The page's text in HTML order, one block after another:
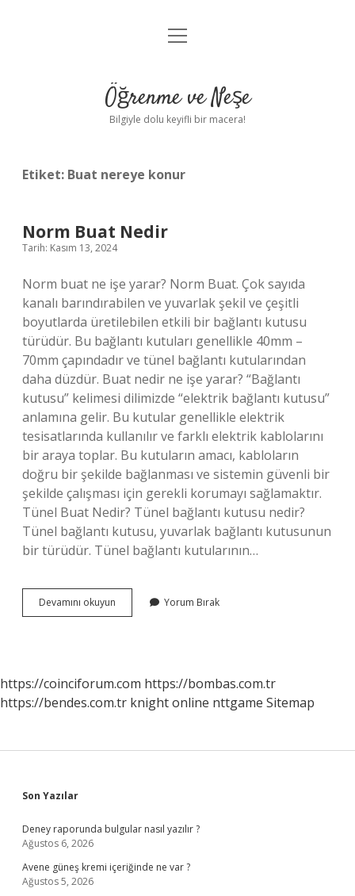
Anasayfa
Yasal Uyarı
menüyü
Öğrenme ve Neşe
Bilgiyle dolu keyifli bir macera!
Etiket: Buat nereye konur
Norm Buat Nedir
Tarih: Kasım 13, 2024
Norm buat ne işe yarar? Norm Buat. Çok sayıda
kanalı barındırabilen ve yuvarlak şekil ve çeşitli
boyutlarda üretilebilen etkili bir bağlantı kutusu
türüdür. Bu bağlantı kutuları genellikle 40mm –
70mm çapındadır ve tünel bağlantı kutularından
daha düzdür. Buat nedir ne işe yarar? “Bağlantı
kutusu” kelimesi dilimizde “elektrik bağlantı kutusu”
anlamına gelir. Bu kutular genellikle elektrik
tesisatlarında kullanılır ve farklı elektrik kablolarını
bir araya toplar. Bu kutuların amacı, kabloların
doğru bir şekilde bağlanması ve sistemin güvenli bir
şekilde çalışması için gerekli korumayı sağlamaktır.
Tünel Buat Nedir? Tünel bağlantı kutusu nedir?
Tünel bağlantı kutusu, yuvarlak bağlantı kutusunun
bir türüdür. Tünel bağlantı kutularının…
Devamını okuyun
Buat
Yorum Bırak
https://coinciforum.com https://bombas.com.tr
https://bendes.com.tr knight online nttgame Sitemap
Sidebar
Son Yazılar
Deney raporunda bulgular nasıl yazılır ?
Ağustos 6, 2026
Avene güneş kremi içeriğinde ne var ?
Ağustos 5, 2026